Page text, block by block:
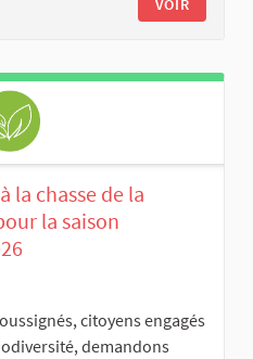
VOIR
la chasse de la
la saison
citoyens engagés
demandons